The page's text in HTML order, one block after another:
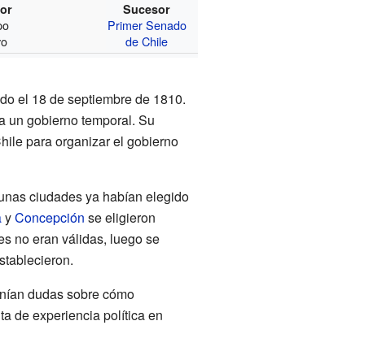
Sucesor
Primer Senado
de Chile
el 18 de septiembre de 1810.
un gobierno temporal. Su
para organizar el gobierno
ciudades ya habían elegido
yConcepción se eligieron
no eran válidas, luego se
dudas sobre cómo
de experiencia política en